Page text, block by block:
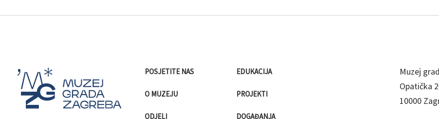
POSJETITE NAS
O MUZEJU
ODJELI
EDUKACIJA
PROJEKTI
DOGAĐANJA
Muzej
Opatička
10000